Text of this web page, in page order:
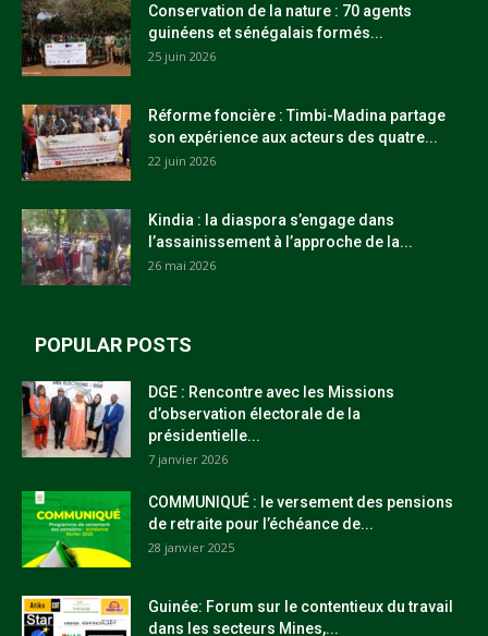
Conservation de la nature : 70 agents
guinéens et sénégalais formés...
25 juin 2026
Réforme foncière : Timbi-Madina partage
son expérience aux acteurs des quatre...
22 juin 2026
Kindia : la diaspora s’engage dans
l’assainissement à l’approche de la...
26 mai 2026
POPULAR POSTS
DGE : Rencontre avec les Missions
d’observation électorale de la
présidentielle...
7 janvier 2026
COMMUNIQUÉ : le versement des pensions
de retraite pour l’échéance de...
28 janvier 2025
Guinée: Forum sur le contentieux du travail
dans les secteurs Mines,...